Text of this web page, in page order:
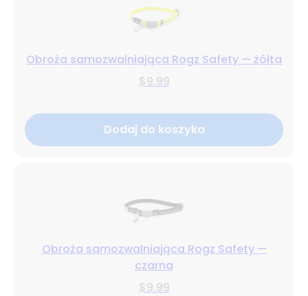
Obroża samozwalniająca Rogz Safety — żółta
$9.99
Dodaj do koszyka
Obroża samozwalniająca Rogz Safety —
czarna
$9.99